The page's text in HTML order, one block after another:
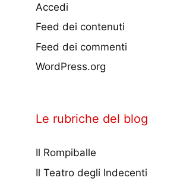
Accedi
Feed dei contenuti
Feed dei commenti
WordPress.org
Le rubriche del blog
Il Rompiballe
Il Teatro degli Indecenti